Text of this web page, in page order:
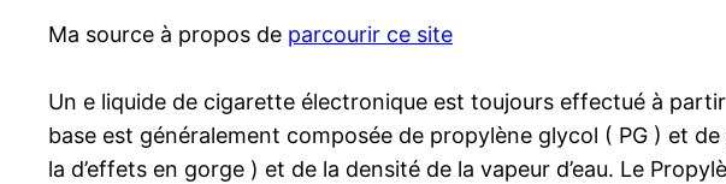
Ma source à propos de parcourir ce site
Un e liquide de cigarette électronique est toujours effectué à
base est généralement composée de propylène glycol ( PG ) et
la d’effets en gorge ) et de la densité de la vapeur d’eau. Le